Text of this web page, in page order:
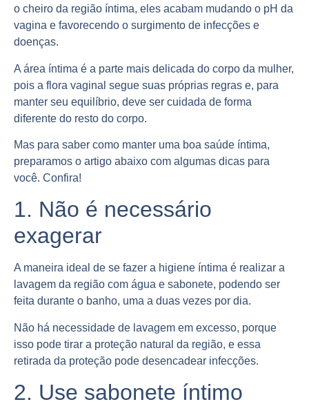
o cheiro da região íntima, eles acabam mudando o pH da
vagina e favorecendo o surgimento de infecções e
doenças.
A área íntima é a parte mais delicada do corpo da mulher,
pois a flora vaginal segue suas próprias regras e, para
manter seu equilíbrio, deve ser cuidada de forma
diferente do resto do corpo.
Mas para saber como manter uma boa saúde íntima,
preparamos o artigo abaixo com algumas dicas para
você. Confira!
1. Não é necessário
exagerar
A maneira ideal de se fazer a higiene íntima é realizar a
lavagem da região com água e sabonete, podendo ser
feita durante o banho, uma a duas vezes por dia.
Não há necessidade de lavagem em excesso, porque
isso pode tirar a proteção natural da região, e essa
retirada da proteção pode desencadear infecções.
2. Use sabonete íntimo